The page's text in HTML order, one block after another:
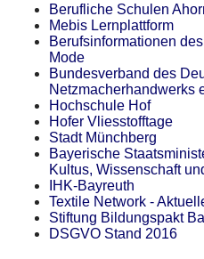
Berufliche Schulen
Mebis Lernplattform
Berufsinformationen
Mode
Bundesverband des
Netzmacherhandwerks
Hochschule Hof
Hofer Vliesstofftage
Stadt Münchberg
Bayerische
Kultus, Wissenschaft
IHK-Bayreuth
Textile Network -
Stiftung Bildungspakt
DSGVO Stand 2016